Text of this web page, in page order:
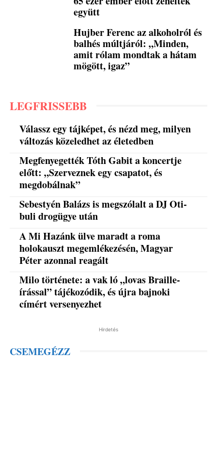
együtt
Hujber Ferenc az alkoholról és
balhés múltjáról: „Minden,
amit rólam mondtak a hátam
mögött, igaz”
LEGFRISSEBB
Válassz egy tájképet, és nézd meg, milyen
változás közeledhet az életedben
Megfenyegették Tóth Gabit a koncertje
előtt: „Szerveznek egy csapatot, és
megdobálnak”
Sebestyén Balázs is megszólalt a DJ Oti-
buli drogügye után
A Mi Hazánk ülve maradt a roma
holokauszt megemlékezésén, Magyar
Péter azonnal reagált
Milo története: a vak ló „lovas Braille-
írással” tájékozódik, és újra bajnoki
címért versenyezhet
Hirdetés
CSEMEGÉZZ